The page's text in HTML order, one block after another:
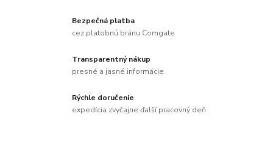
Bezpečná platba
cez platobnú bránu Comgate
Transparentný nákup
presné a jasné informácie
Rýchle doručenie
expedícia zvyčajne ďalší pracovný deň